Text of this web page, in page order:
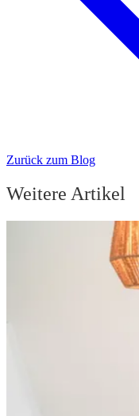
Zurück zum Blog
Weitere Artikel